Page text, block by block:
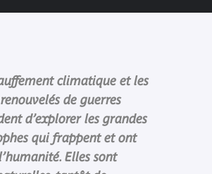
climatique et les
de guerres
d’explorer les grandes
qui frappent et ont
Elles sont